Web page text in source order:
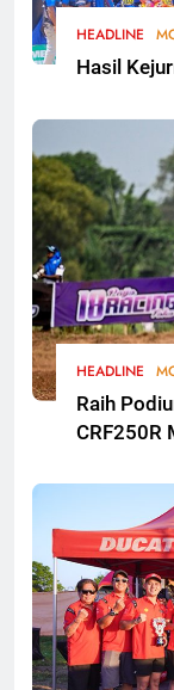
HEADLINE
Hasil
HEADLINE
Raih
CRF250R